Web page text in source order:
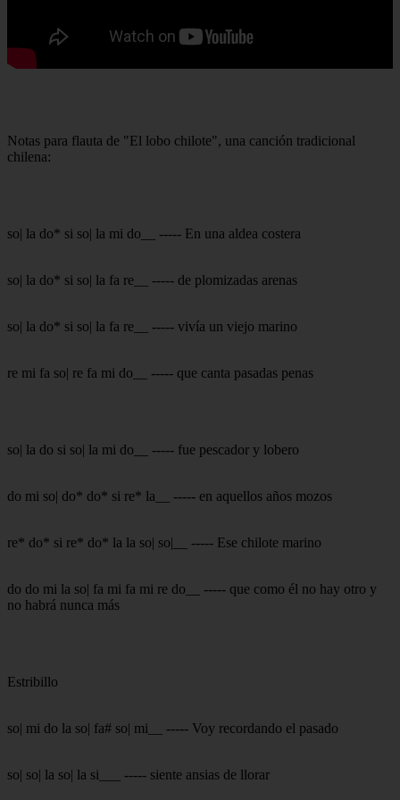
Notas para flauta de "El lobo chilote", una canción tradicional
chilena:
so| la do* si so| la mi do__ ----- En una aldea costera
so| la do* si so| la fa re__ ----- de plomizadas arenas
so| la do* si so| la fa re__ ----- vivía un viejo marino
re mi fa so| re fa mi do__ ----- que canta pasadas penas
so| la do si so| la mi do__ ----- fue pescador y lobero
do mi so| do* do* si re* la__ ----- en aquellos años mozos
re* do* si re* do* la la so| so|__ ----- Ese chilote marino
do do mi la so| fa mi fa mi re do__ ----- que como él no hay otro y
no habrá nunca más
Estribillo
so| mi do la so| fa# so| mi__ ----- Voy recordando el pasado
so| so| la so| la si___ ----- siente ansias de llorar